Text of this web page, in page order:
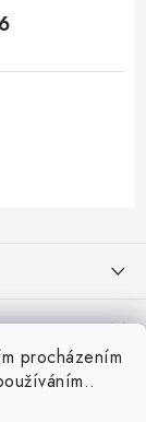
procházením